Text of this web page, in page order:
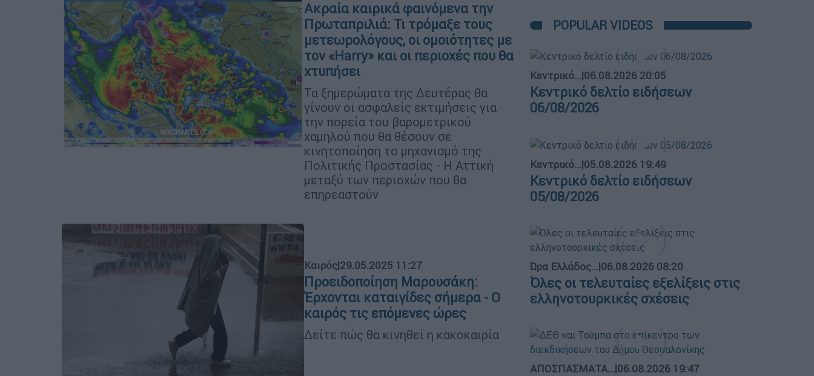
Ακραία καιρικά φαινόμενα την
Πρωταπριλιά: Τι τρόμαξε τους
μετεωρολόγους, οι ομοιότητες με
τον «Harry» και οι περιοχές που θα
χτυπήσει
Τα ξημερώματα της Δευτέρας θα
γίνουν οι ασφαλείς εκτιμήσεις για
την πορεία του βαρομετρικού
χαμηλού που θα θέσουν σε
κινητοποίηση το μηχανισμό της
Πολιτικής Προστασίας - Η Αττική
μεταξύ των περιοχών που θα
επηρεαστούν
Καιρός|29.05.2025 11:27
Προειδοποίηση Μαρουσάκη:
Έρχονται καταιγίδες σήμερα - Ο
καιρός τις επόμενες ώρες
Δείτε πώς θα κινηθεί η κακοκαιρία
POPULAR VIDEOS
Κεντρικό...|06.08.2026 20:05
Κεντρικό δελτίο ειδήσεων
06/08/2026
Κεντρικό...|05.08.2026 19:49
Κεντρικό δελτίο ειδήσεων
05/08/2026
Ώρα Ελλάδος...|06.08.2026 08:20
Όλες οι τελευταίες εξελίξεις στις
ελληνοτουρκικές σχέσεις
ΑΠΟΣΠΑΣΜΑΤΑ...|06.08.2026 19:47